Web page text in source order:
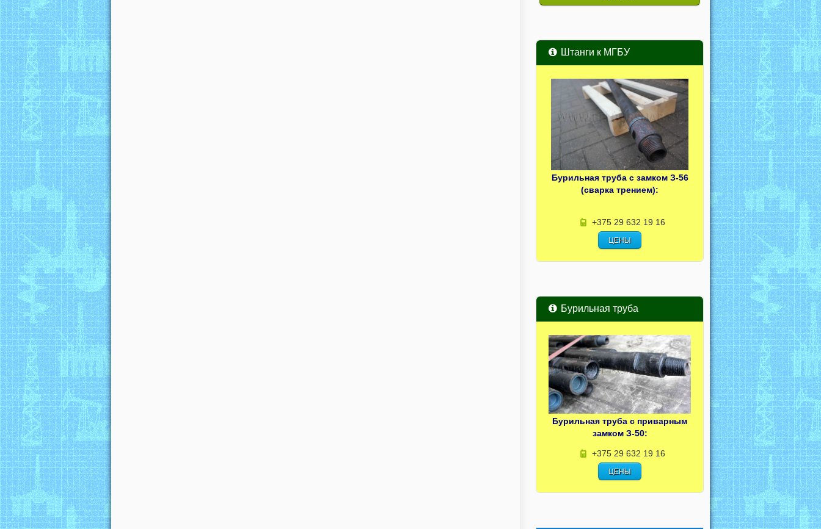
Штанги к МГБУ
Бурильная труба с замком З-56
(сварка трением):
+375 29 632 19 16
ЦЕНЫ
Бурильная труба
Бурильная труба с приварным
замком З-50:
+375 29 632 19 16
ЦЕНЫ